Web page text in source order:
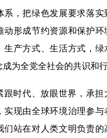
系，把绿色发展要求落实
动形成节约资源和保护环
生产方式、生活方式，绿
为全党全社会的共识和行
时代、放眼世界，承担
实现由全球环境治理参与
们站在对人类文明负责的